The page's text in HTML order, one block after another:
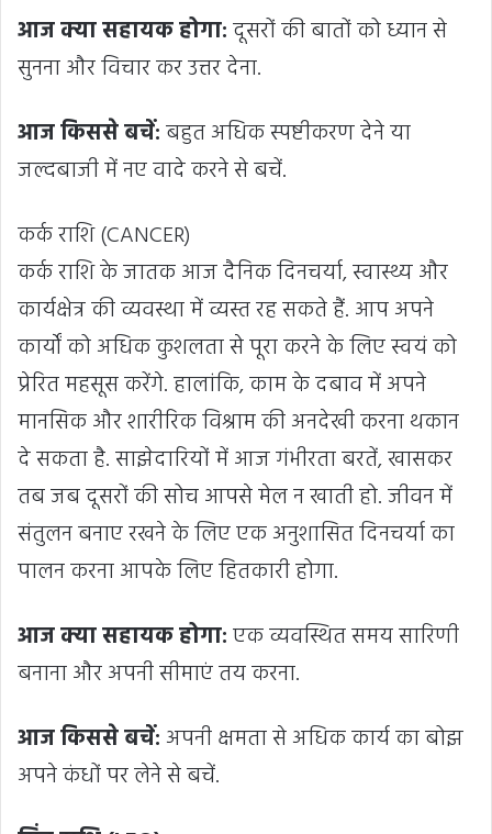
आज क्या सहायक होगा:दूसरों की बातों को ध्यान से
सुनना और विचार कर उत्तर देना.
आज किससे बचें:बहुत अधिक स्पष्टीकरण देने या
जल्दबाजी में नए वादे करने से बचें.
कर्क राशि (CANCER)
कर्क राशि के जातक आज दैनिक दिनचर्या, स्वास्थ्य और
कार्यक्षेत्र की व्यवस्था में व्यस्त रह सकते हैं. आप अपने
कार्यों को अधिक कुशलता से पूरा करने के लिए स्वयं को
प्रेरित महसूस करेंगे. हालांकि, काम के दबाव में अपने
मानसिक और शारीरिक विश्राम की अनदेखी करना थकान
दे सकता है. साझेदारियों में आज गंभीरता बरतें, खासकर
तब जब दूसरों की सोच आपसे मेल न खाती हो. जीवन में
संतुलन बनाए रखने के लिए एक अनुशासित दिनचर्या का
पालन करना आपके लिए हितकारी होगा.
आज क्या सहायक होगा:एक व्यवस्थित समय सारिणी
बनाना और अपनी सीमाएं तय करना.
आज किससे बचें: अपनी क्षमता से अधिक कार्य का बोझ
अपने कंधों पर लेने से बचें.